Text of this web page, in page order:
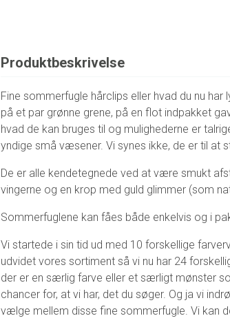
Produktbeskrivelse
Fine sommerfugle hårclips eller hvad du nu
på et par grønne grene, på en flot indpakket
hvad de kan bruges til og mulighederne er
yndige små væsener. Vi synes ikke, de er til at
De er alle kendetegnede ved at være smukt
vingerne og en krop med guld glimmer (som
Sommerfuglene kan fåes både enkelvis og i
Vi startede i sin tid ud med 10 forskellige
udvidet vores sortiment så vi nu har 24
der er en særlig farve eller et særligt mønster
chancer for, at vi har, det du søger. Og ja vi
vælge mellem disse fine sommerfugle. Vi kan